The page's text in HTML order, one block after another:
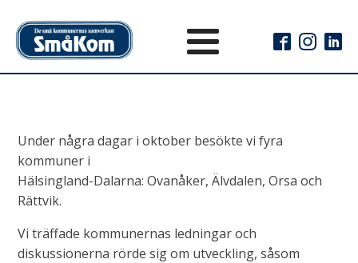
Under några dagar i oktober besökte vi fyra
kommuner i
Hälsingland-Dalarna: Ovanåker, Älvdalen, Orsa och
Rättvik.
Vi träffade kommunernas ledningar och
diskussionerna rörde sig om utveckling, såsom